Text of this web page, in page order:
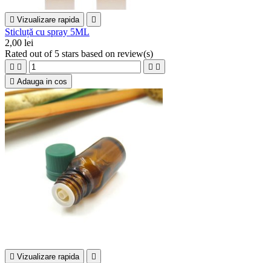
 Vizualizare rapida 
Sticluță cu spray 5ML
2,00 lei
Rated out of 5 stars based on review(s)
   
 Adauga in cos
 Vizualizare rapida 